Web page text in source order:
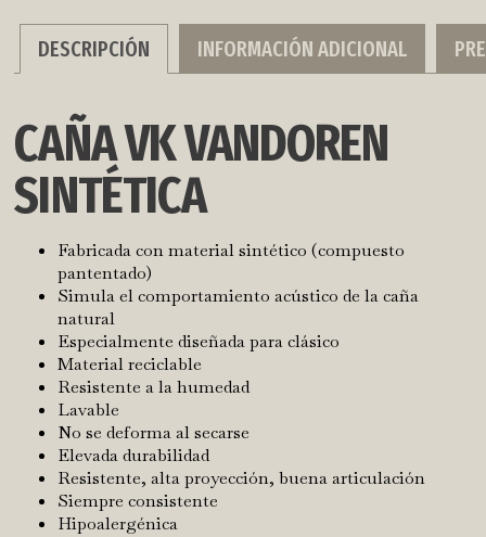
cantidad
DESCRIPCIÓN INFORMACIÓN ADICIONAL
CAÑA VK VANDOREN
SINTÉTICA
Fabricada con material sintético (compuesto
pantentado)
Simula el comportamiento acústico de la caña
natural
Especialmente diseñada para clásico
Material reciclable
Resistente a la humedad
Lavable
No se deforma al secarse
Elevada durabilidad
Resistente, alta proyección, buena articulación
Siempre consistente
Hipoalergénica